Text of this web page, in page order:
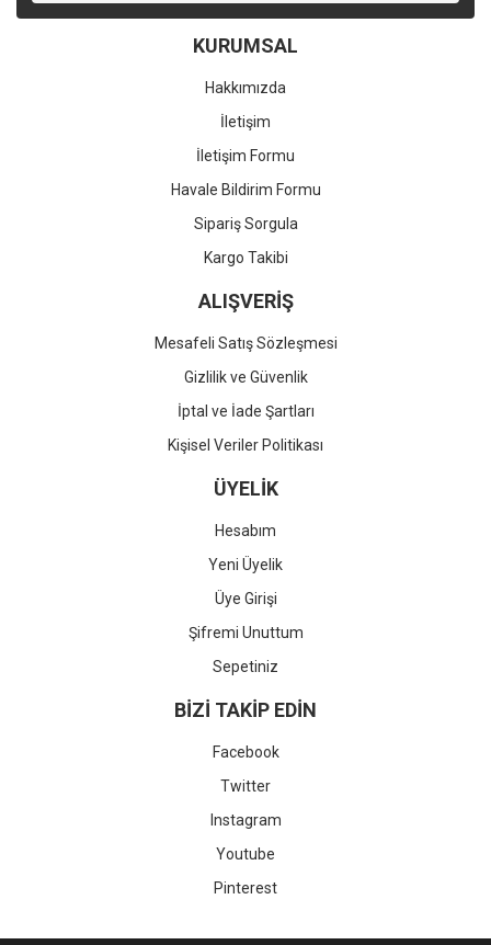
KURUMSAL
Hakkımızda
İletişim
İletişim Formu
Havale Bildirim Formu
Sipariş Sorgula
Kargo Takibi
ALIŞVERİŞ
Mesafeli Satış Sözleşmesi
Gizlilik ve Güvenlik
İptal ve İade Şartları
Kişisel Veriler Politikası
ÜYELİK
Hesabım
Yeni Üyelik
Üye Girişi
Şifremi Unuttum
Sepetiniz
BİZİ TAKİP EDİN
Facebook
Twitter
Instagram
Youtube
Pinterest